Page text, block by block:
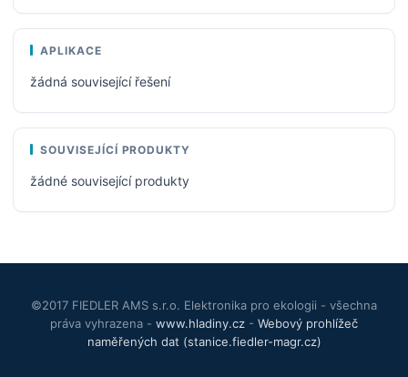
APLIKACE
žádná související řešení
SOUVISEJÍCÍ PRODUKTY
žádné související produkty
©2017 FIEDLER AMS s.r.o. Elektronika pro ekologii - všechna
práva vyhrazena - www.hladiny.cz - Webový prohlížeč
naměřených dat (stanice.fiedler-magr.cz)